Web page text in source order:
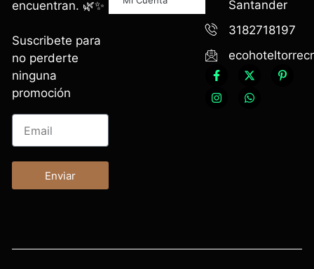
encuentran. 🌿✨
Suscribete para
no perderte
ninguna
promoción
Enviar
Santander
3182718197